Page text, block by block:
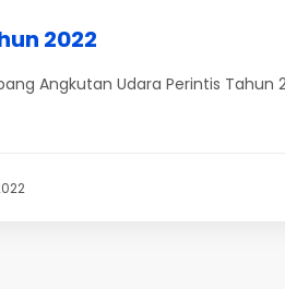
2022
Angkutan Udara Perintis Tahun